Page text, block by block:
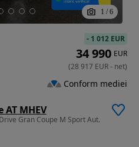
1 / 6
AT MHEV
Gran Coupe M Sport Aut.
- 1 012 EUR
34 990 EUR
(28 917 EUR- net)
Conform mediei